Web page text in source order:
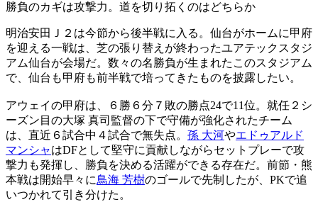
勝負のカギは攻撃力。道を切り拓くのはどちらか
明治安田Ｊ２は今節から後半戦に入る。仙台がホームに甲府
を迎える一戦は、芝の張り替えが終わったユアテックスタジ
アム仙台が会場だ。数々の名勝負が生まれたこのスタジアム
で、仙台も甲府も前半戦で培ってきたものを披露したい。
アウェイの甲府は、６勝６分７敗の勝点24で11位。就任２シ
ーズン目の大塚 真司監督の下で守備が強化されたチーム
は、直近６試合中４試合で無失点。 孫 大河やエドゥアルド
マンシャはDFとして堅守に貢献しながらセットプレーで攻
撃力も発揮し、勝負を決める活躍ができる存在だ。前節・熊
本戦は開始早々に鳥海 芳樹のゴールで先制したが、PKで追
いつかれて引き分けた。